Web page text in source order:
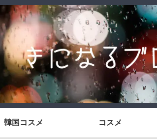
韓国コスメ コスメ